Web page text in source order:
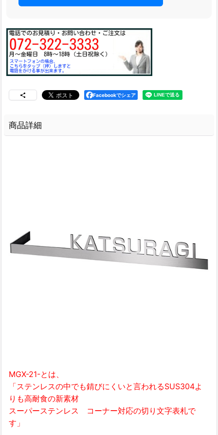
Facebookでシェア
商品詳細
MGX-21-とは、
「ステンレスの中でも錆びにくいと言われるSUS304よ
りも高耐食の新素材
スーパーステンレス コーナー対応の切り文字表札で
す」